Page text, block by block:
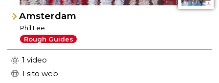
Amsterdam
Phil Lee
Rough Guides
1 video
1 sito web